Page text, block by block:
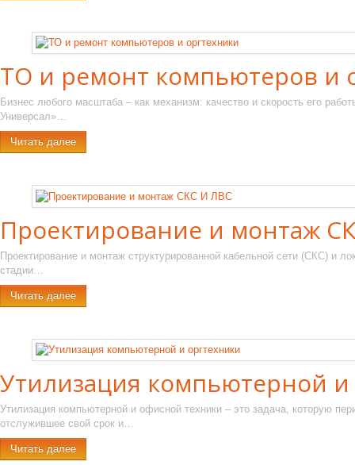
ТО и ремонт компьютеров и
Бизнес любого масштаба – как механизм: качество и скорость его
Универсал»…
Читать далее
Проектирование и монтаж
Проектирование и монтаж структурированной кабельной сети (СКС) и
стадии…
Читать далее
Утилизация компьютерной и
Утилизация компьютерной и офисной техники – это задача, которую
отслужившее свой срок и…
Читать далее